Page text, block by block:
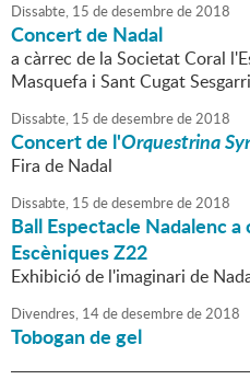
Dissabte, 15 dedesembrede2018
Concert de Nadal
a càrrec de la Societat Coral
Masquefa i Sant Cugat
Dissabte, 15 dedesembrede2018
Concert de l'Orquestrina
Fira de Nadal
Dissabte, 15 dedesembrede2018
Ball Espectacle Nadalenc
Escèniques Z22
Exhibició de l'imaginari de
Divendres, 14dedesembrede2018
Tobogan de gel